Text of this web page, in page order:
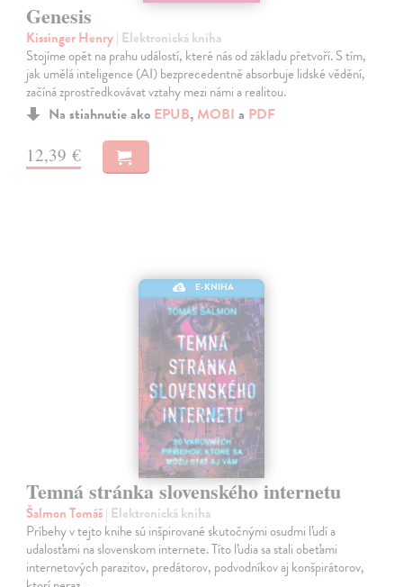
Genesis
Kissinger Henry| Elektronická kniha
Stojíme opět na prahu událostí, které nás od základu přetvoří. S tím,
jak umělá inteligence (AI) bezprecedentně absorbuje lidské vědění,
začíná zprostředkovávat vztahy mezi námi a realitou.
Na stiahnutie ako EPUB, MOBI a PDF
12,39 €
E-KNIHA
Temná stránka slovenského internetu
Šalmon Tomáš| Elektronická kniha
Príbehy v tejto knihe sú inšpirované skutočnými osudmi ľudí a
udalosťami na slovenskom internete. Títo ľudia sa stali obeťami
internetových parazitov, predátorov, podvodníkov aj konšpirátorov,